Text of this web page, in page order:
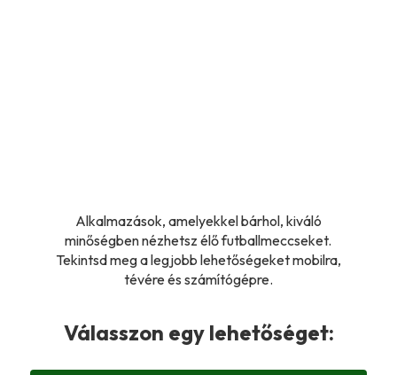
Alkalmazások, amelyekkel bárhol, kiváló
minőségben nézhetsz élő futballmeccseket.
Tekintsd meg a legjobb lehetőségeket mobilra,
tévére és számítógépre.
Válasszon egy lehetőséget: